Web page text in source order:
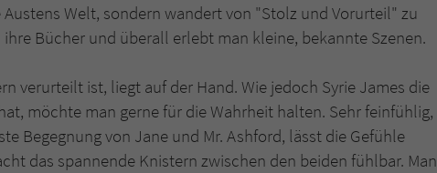
Welt, sondern wandert von "Stolz und Vorurteil" zu
Bücher und überall erlebt man kleine, bekannte Szenen.
verurteilt ist, liegt auf der Hand. Wie jedoch Syrie James die
möchte man gerne für die Wahrheit halten. Sehr feinfühlig,
Begegnung von Jane und Mr. Ashford, lässt die Gefühle
das spannende Knistern zwischen den beiden fühlbar. Man